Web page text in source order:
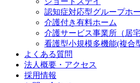
認知症対応型グループホ
介護付き有料ホーム
介護サービス事業所（居
看護型小規模多機能(複合
よくある質問
法人概要・アクセス
採用情報